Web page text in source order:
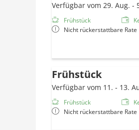
Verfügbar vom 29. Aug. -
Frühstück
Nicht rückerstattbare Rate
Frühstück
Verfügbar vom 11. - 13.
Frühstück
Nicht rückerstattbare Rate